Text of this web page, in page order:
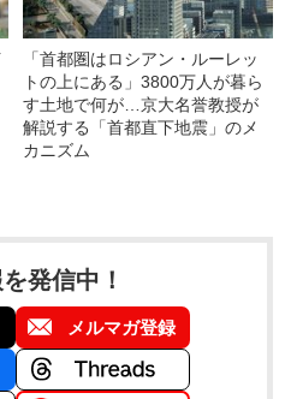
「首都圏はロシアン・ルーレッ
トの上にある」3800万人が暮ら
す土地で何が…京大名誉教授が
解説する「首都直下地震」のメ
カニズム
発信中！
メルマガ登録